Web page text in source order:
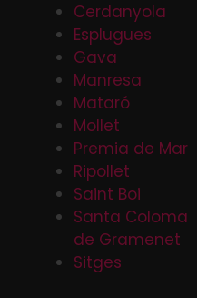
Cerdanyola
Esplugues
Gava
Manresa
Mataró
Mollet
Premia de Mar
Ripollet
Saint Boi
Santa Coloma
de Gramenet
Sitges